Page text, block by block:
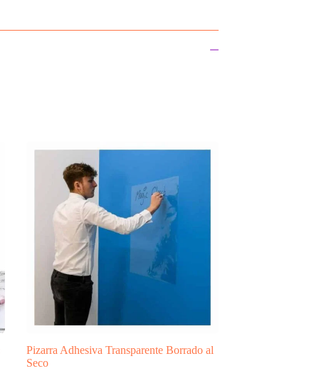
Pizarra Adhesiva Transparente Borrado al
Seco